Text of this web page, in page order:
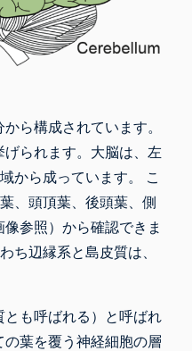
ら構成されています。
られます。大脳は、左
から成っています。 こ
、頭頂葉、後頭葉、側
参照）から確認できま
ち辺縁系と島皮質は、
も呼ばれる）と呼ばれ
葉を覆う神経細胞の層